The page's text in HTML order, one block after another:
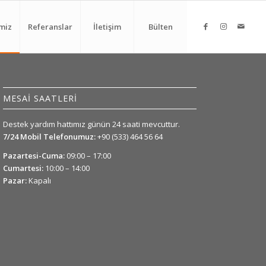
Referanslar İletişim Bülten
MESAİ SAATLERİ
Destek yardım hattımız günün 24 saati mevcuttur.
7/24 Mobil Telefonumuz:+90 (533) 464 56 64
Pazartesi-Cuma: 09:00 – 17:00
Cumartesi: 10:00 – 14:00
Pazar: Kapalı